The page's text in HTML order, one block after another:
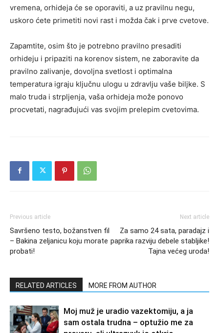
vremena, orhideja će se oporaviti, a uz pravilnu negu,
uskoro ćete primetiti novi rast i možda čak i prve cvetove.
Zapamtite, osim što je potrebno pravilno presaditi
orhideju i pripaziti na korenov sistem, ne zaboravite da
pravilno zalivanje, dovoljna svetlost i optimalna
temperatura igraju ključnu ulogu u zdravlju vaše biljke. S
malo truda i strpljenja, vaša orhideja može ponovo
procvetati, nagrađujući vas svojim prelepim cvetovima.
Previous article
Savršeno testo, božanstven fil
– Bakina zeljanicu koju morate
probati!
Next article
Za samo 24 sata, paradajz i
paprika razviju debele stabljike!
Tajna većeg uroda!
RELATED ARTICLES MORE FROM AUTHOR
Moj muž je uradio vazektomiju, a ja
sam ostala trudna – optužio me za